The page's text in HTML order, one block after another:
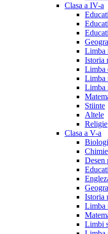
Clasa a IV-a
Limba
Istoria
Limba
Limba
Limba
Stiinte
Altele
Religie
Clasa a V-a
Chimie
Desen
Istoria
Limba
Limbi